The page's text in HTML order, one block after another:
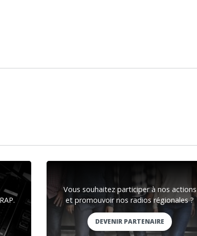
Vous souhaitez participer à nos actions
et promouvoir nos radios régionales ?
DEVENIR PARTENAIRE